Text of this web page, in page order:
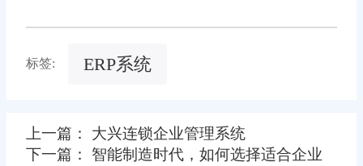
标签: ERP系统
上一篇： 大兴连锁企业管理系统
下一篇： 智能制造时代，如何选择适合企业